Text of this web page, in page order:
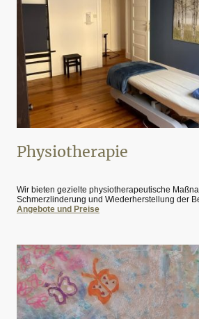
Physiotherapie
Wir bieten gezielte physiotherapeutische
Schmerzlinderung und Wiederherstellung der
Angebote und Preise